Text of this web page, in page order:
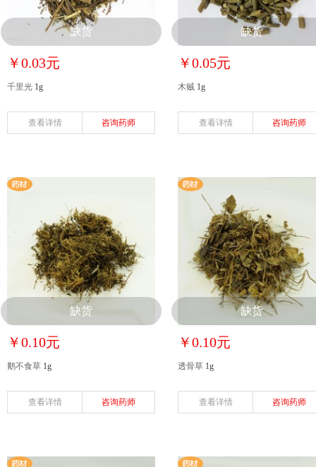
￥0.03元
千里光 1g
缺货
查看详情 咨询药师
￥0.05元
木贼 1g
缺货
查看详情 咨询药师
￥0.10元
鹅不食草 1g
缺货
查看详情 咨询药师
￥0.10元
透骨草 1g
缺货
查看详情 咨询药师